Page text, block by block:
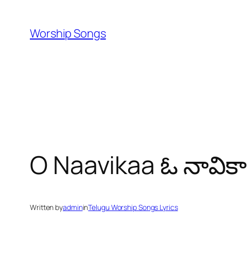
content
Worship Songs
O Naavikaa ఓ నావికా
Written byadmininTelugu Worship Songs Lyrics